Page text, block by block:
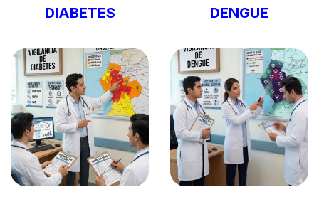
DIABETES DENGUE